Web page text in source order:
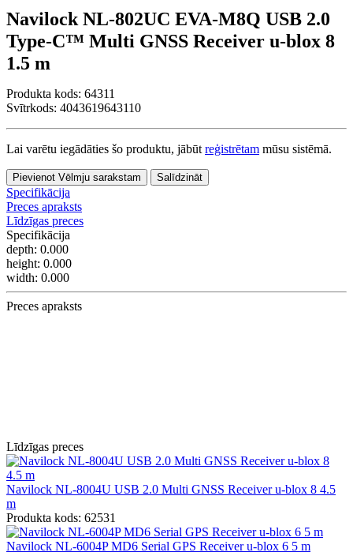
Navilock NL-802UC EVA-M8Q USB 2.0
Type-C™ Multi GNSS Receiver u-blox 8
1.5 m
Produkta kods: 64311
Svītrkods: 4043619643110
Lai varētu iegādāties šo produktu, jābūt reģistrētam mūsu sistēmā.
Pievienot Vēlmju sarakstam Salīdzināt
Specifikācija
Preces apraksts
Līdzīgas preces
Specifikācija
depth: 0.000
height: 0.000
width: 0.000
Preces apraksts
Līdzīgas preces
Navilock NL-8004U USB 2.0 Multi GNSS Receiver u-blox 8 4.5
m
Produkta kods: 62531
Navilock NL-6004P MD6 Serial GPS Receiver u-blox 6 5 m